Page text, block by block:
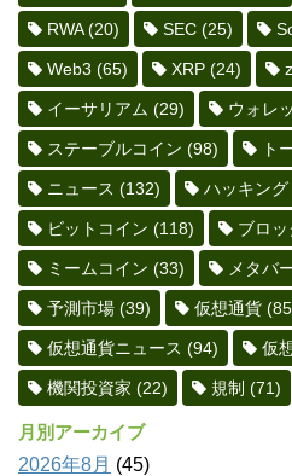
RWA(20) SEC (25)
Web3 (65) XRP (24)
イーサリアム (29) ウォレ
ステーブルコイン (98) ト
ニュース (132) ハッキング
ビットコイン (118) ブロ
ミームコイン (33) メタバ
予測市場 (39) 仮想通貨
仮想通貨ニュース (94) 仮
機関投資家 (22) 規制 (71)
月別アーカイブ
2026年8月 (45)